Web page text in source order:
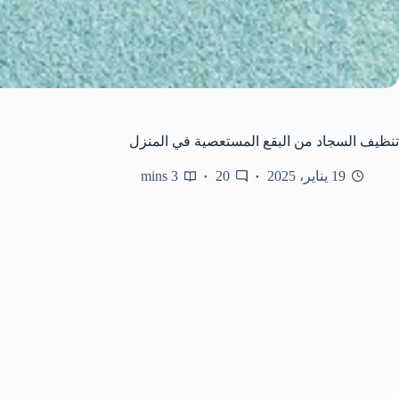
تنظيف السجاد من البقع المستعصية في المنزل
19 يناير، 2025 20
3 mins